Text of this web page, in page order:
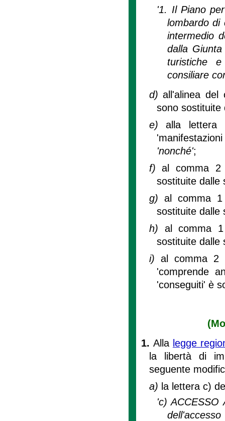
'1. Il Piano
lombardo di
intermedio
dalla
turistiche
consiliare
d)all'alinea del
sono
e)alla lettera
'nonché';
f)al comma 2
sostituite dalle
g) al comma
sostituite dalle
h) al comma
sostituite dalle
i) al comma 2
'comprende
'conseguiti' è
1. Alla legge
la libertà di
seguente
a) la lettera c)
'c) ACCESSO